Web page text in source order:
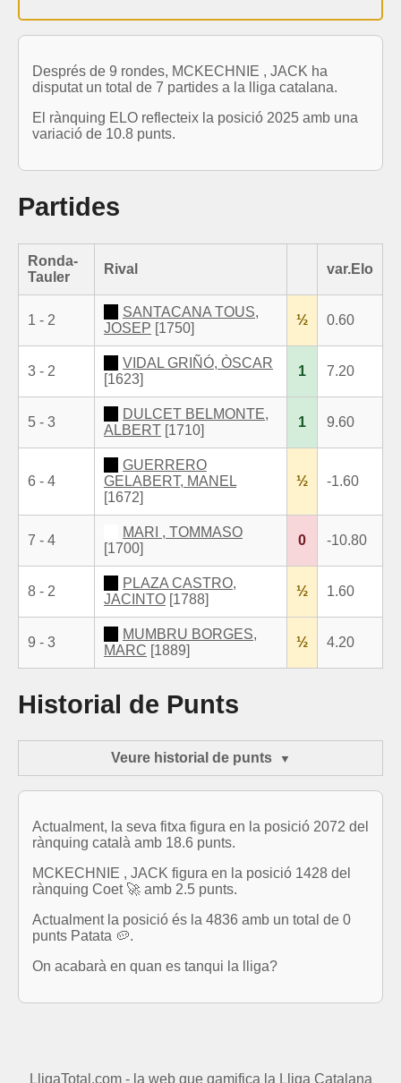
Després de 9 rondes, MCKECHNIE , JACK ha
disputat un total de 7 partides a la lliga catalana.
El rànquing ELO reflecteix la posició 2025 amb una
variació de 10.8 punts.
Partides
Ronda-
Tauler
Rival var.Elo
1 - 2
SANTACANA TOUS,
JOSEP [1750]
½ 0.60
3 - 2
VIDAL GRIÑÓ, ÒSCAR
[1623]
1 7.20
5 - 3
DULCET BELMONTE,
ALBERT [1710]
1 9.60
6 - 4
GUERRERO
GELABERT, MANEL
[1672]
½ -1.60
7 - 4
MARI , TOMMASO
[1700]
0 -10.80
8 - 2
PLAZA CASTRO,
JACINTO [1788]
½ 1.60
9 - 3
MUMBRU BORGES,
MARC [1889]
½ 4.20
Historial de Punts
Veure historial de punts
Actualment, la seva fitxa figura en la posició 2072 del
rànquing català amb 18.6 punts.
MCKECHNIE , JACK figura en la posició 1428 del
rànquing Coet 🚀 amb 2.5 punts.
Actualment la posició és la 4836 amb un total de 0
punts Patata 🥔.
On acabarà en quan es tanqui la lliga?
LligaTotal.com - la web que gamifica la Lliga Catalana